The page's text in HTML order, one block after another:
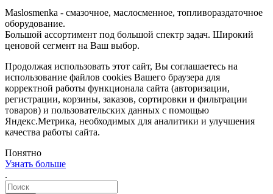
Maslosmenka - смазочное, маслосменное, топливораздаточное
оборудование.
Большой ассортимент под большой спектр задач. Широкий
ценовой сегмент на Ваш выбор.
Продолжая использовать этот сайт, Вы соглашаетесь на
использование файлов cookies Вашего браузера для
корректной работы функционала сайта (авторизации,
регистрации, корзины, заказов, сортировки и фильтрации
товаров) и пользовательских данных с помощью
Яндекс.Метрика, необходимых для аналитики и улучшения
качества работы сайта.
Понятно
Узнать больше
.